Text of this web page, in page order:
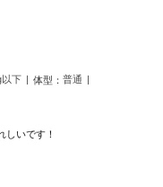
下 体型： 普通
しいです！